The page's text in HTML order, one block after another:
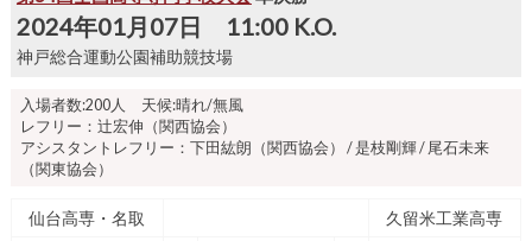
2024年01月07日 11:00 K.O.
神戸総合運動公園補助競技場
入場者数:200人 天候:晴れ/無風
レフリー：辻宏伸（関西協会）
アシスタントレフリー：下田紘朗（関西協会） / 是枝剛輝 / 尾石未来
（関東協会）
仙台高専・名取 久留米工業高専